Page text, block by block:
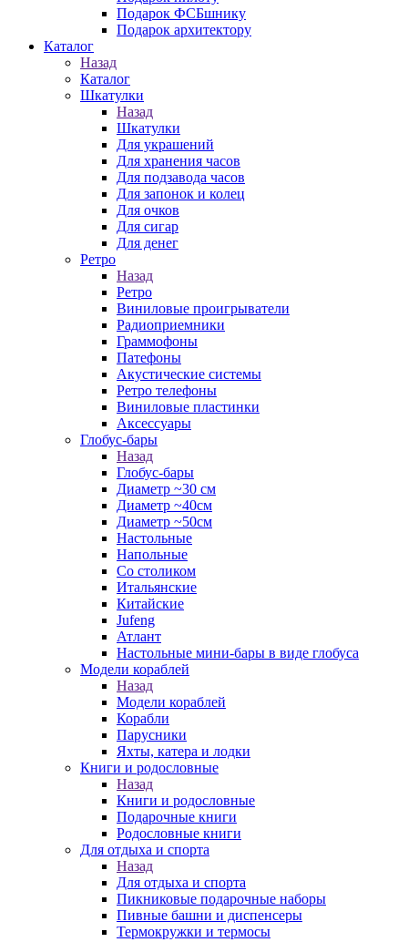
Подарок ФСБшнику
Подарок архитектору
Каталог
Назад
Каталог
Шкатулки
Назад
Шкатулки
Для украшений
Для хранения часов
Для подзавода часов
Для запонок и колец
Для очков
Для сигар
Для денег
Ретро
Назад
Ретро
Виниловые проигрыватели
Радиоприемники
Граммофоны
Патефоны
Акустические системы
Ретро телефоны
Виниловые пластинки
Аксессуары
Глобус-бары
Назад
Глобус-бары
Диаметр ~30 см
Диаметр ~40см
Диаметр ~50см
Настольные
Напольные
Со столиком
Итальянские
Китайские
Jufeng
Атлант
Настольные мини-бары в виде глобуса
Модели кораблей
Назад
Модели кораблей
Корабли
Парусники
Яхты, катера и лодки
Книги и родословные
Назад
Книги и родословные
Подарочные книги
Родословные книги
Для отдыха и спорта
Назад
Для отдыха и спорта
Пикниковые подарочные наборы
Пивные башни и диспенсеры
Термокружки и термосы